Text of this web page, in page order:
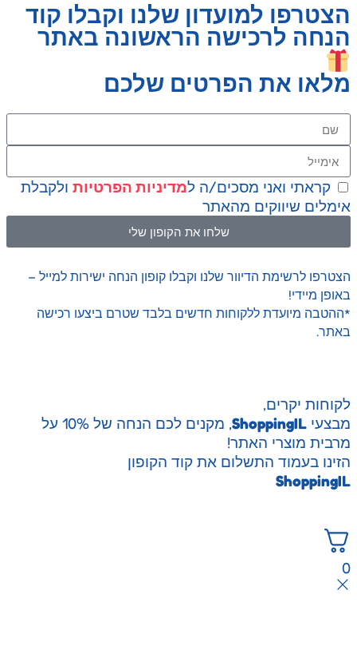
למועדון שלנו וקבלו קוד
לרכישה הראשונה באתר
את הפרטים שלכם
קראתי ואני מסכים/ה למדיניות הפרטיותולקבלת
שיווקים מהאתר
שלחו את הקופון שלי
לרשימת הדיוור שלנו וקבלו קופון הנחה ישירות למייל –
מיידי!
מיועדת ללקוחות חדשים בלבד שטרם ביצעו רכישה
יקרים,
ShoppingIL
, מקנים לכם הנחה של 10% על
מוצרי האתר!
בעמוד התשלום את קוד הקופון